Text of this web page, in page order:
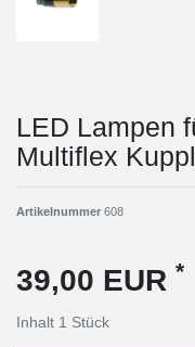
LED Lampen
Multiflex
Artikelnummer 608
39,00 EUR *
Inhalt 1 Stück